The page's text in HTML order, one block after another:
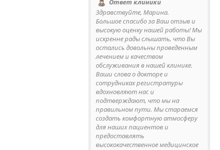
Ответ клиники
Здравствуйте, Марина.
Большое спасибо за Ваш отзыв и
высокую оценку нашей работы! Мы
искренне рады слышать, что Вы
остались довольны проведенным
лечением и качеством
обслуживания в нашей клинике.
Ваши слова о докторе и
сотрудниках регистратуры
вдохновляют нас и
подтверждают, что мы на
правильном пути. Мы стараемся
создать комфортную атмосферу
для наших пациентов и
предоставлять
высококачественное медицинское